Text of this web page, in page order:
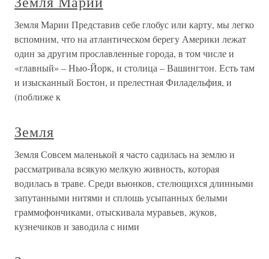
Земля Марии Представив себе глобус или карту, мы легко
вспомним, что на атлантическом берегу Америки лежат
один за другим прославленные города, в том числе и
«главный» – Нью-Йорк, и столица – Вашингтон. Есть там
и изысканный Бостон, и прелестная Филадельфия, и
(поближе к
Земля
Земля Совсем маленькой я часто садилась на землю и
рассматривала всякую мелкую живность, которая
водилась в траве. Среди вьюнков, стелющихся длинными
запутанными нитями и сплошь усыпанных белыми
граммофончиками, отыскивала муравьев, жуков,
кузнечиков и заводила с ними